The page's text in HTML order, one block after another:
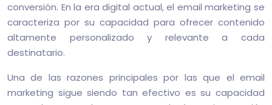
conversión. En la era digital actual, el email marketing se
caracteriza por su capacidad para ofrecer contenido
altamente personalizado y relevante a cada
destinatario.
Una de las razones principales por las que el email
marketing sigue siendo tan efectivo es su capacidad